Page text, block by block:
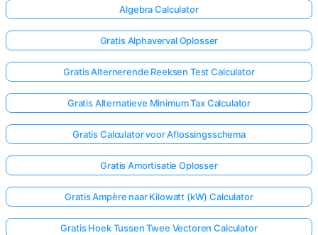
Algebra Calculator
Gratis Alphaverval Oplosser
Gratis Alternerende Reeksen Test Calculator
Gratis Alternatieve Minimum Tax Calculator
Gratis Calculator voor Aflossingsschema
Gratis Amortisatie Oplosser
Gratis Ampère naar Kilowatt (kW) Calculator
Gratis Hoek Tussen Twee Vectoren Calculator